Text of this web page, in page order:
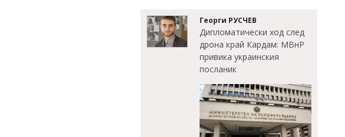
Георги РУСЧЕВ
Дипломатически ход след
дрона край Кардам: МВнР
привика украинския
посланик